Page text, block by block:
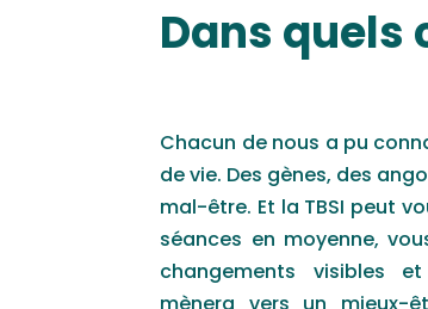
Dans quels
Chacun de nous a pu
de vie. Des gènes, des
mal-être. Et la TBSI peut
séances en moyenne,
changements visibles
mènera vers un mieux-